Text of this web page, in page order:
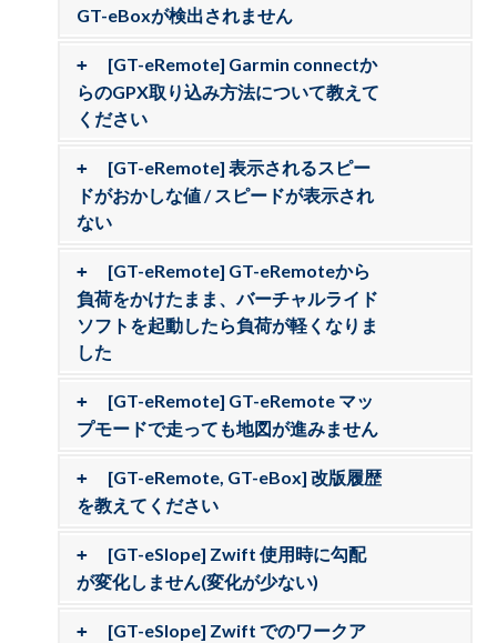
GT-eBoxが検出されません
[GT-eRemote] Garmin connectか
らのGPX取り込み方法について教えて
ください
[GT-eRemote] 表示されるスピー
ドがおかしな値 / スピードが表示され
ない
[GT-eRemote] GT-eRemoteから
負荷をかけたまま、バーチャルライド
ソフトを起動したら負荷が軽くなりま
した
[GT-eRemote] GT-eRemote マッ
プモードで走っても地図が進みません
[GT-eRemote, GT-eBox] 改版履歴
を教えてください
[GT-eSlope] Zwift 使用時に勾配
が変化しません(変化が少ない)
[GT-eSlope] Zwift でのワークア